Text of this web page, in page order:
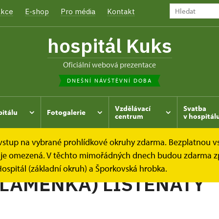
E-shop Pro média Kontakt
hospitál Kuks
oficiální webová prezentace
DNEŠNÍ NÁVŠTĚVNÍ DOBA
Fotogalerie
Vzdělávací
centrum
Svatba
v
na vybrané prohlídkové okruhy zdarma. Bezplatnou
omezená. V těchto mimořádných dnech budou zdarma
(základní okruh) a Šporkovská hrobka.
Kukský herbář - aneb co u nás roste... SMIL
LISTENATÝ